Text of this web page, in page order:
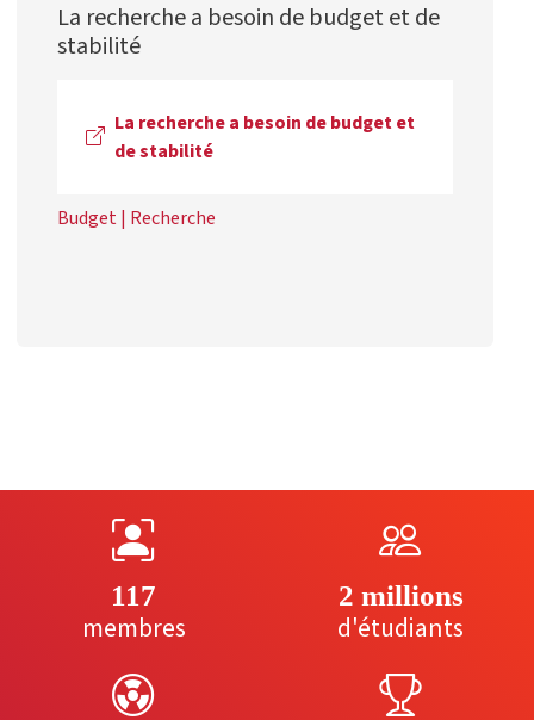
La recherche a besoin de budget et de
stabilité
La recherche a besoin de budget et
de stabilité
Budget| Recherche
117
membres
2 millions
d'étudiants